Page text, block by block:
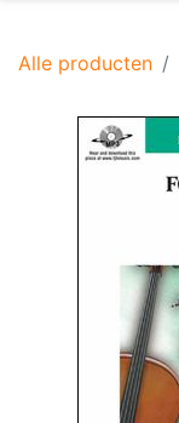
Alle producten